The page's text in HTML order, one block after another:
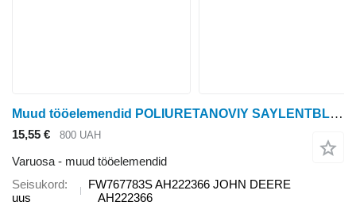
Muud tööelemendid POLIURETANOVIY SAYLENTBLOK STIYKI VAZhELYa FW767783S tüübi jaoks teraviljakombaini John Deere 9470, 9570, 9670, 9770, S650, S660, S670, S680 9470 STS, 9570 STS, 9670 STS, 9770 STS, 9870 STS, S560, S650, S660, S670, S670H, S680, S680H, S685, S685H, S690, S690H, S760, S770, S780, S785, S790, T550, T560, T660, T670, W540, W550, W650, W660
15,55 € 800 UAH
Varuosa - muud tööelemendid
Seisukord
uus
FW767783S AH222366 JOHN DEERE
AH222366